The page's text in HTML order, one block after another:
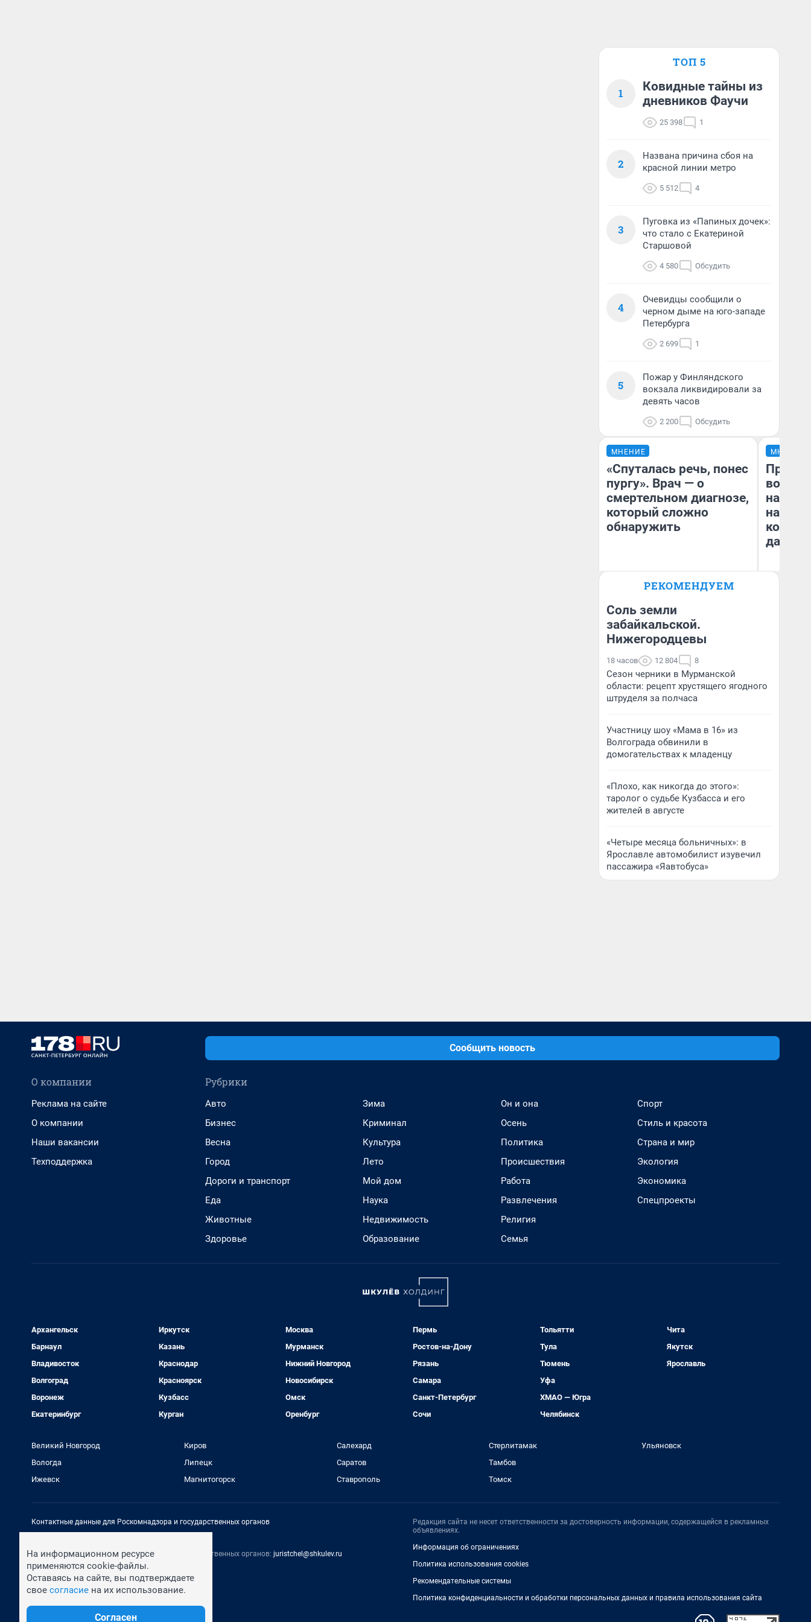
ТОП 5
1
Ковидные тайны из
дневников Фаучи
25 398 1
2
Названа причина сбоя на
красной линии метро
5 512 4
3
Пуговка из «Папиных дочек»:
что стало с Екатериной
Старшовой
4 580 Обсудить
4
Очевидцы сообщили о
черном дыме на юго-западе
Петербурга
2 699 1
5
Пожар у Финляндского
вокзала ликвидировали за
девять часов
2 200 Обсудить
МНЕНИЕ
«Спуталась речь, понес
пургу». Врач — о
смертельном диагнозе,
который сложно
обнаружить
Главврач клиники
Волковой»
МНЕНИЕ
нам
даже
РЕКОМЕНДУЕМ
Соль земли
забайкальской.
Нижегородцевы
18 часов 12 804 8
Сезон черники в Мурманской
области: рецепт хрустящего ягодного
штруделя за полчаса
Участницу шоу «Мама в 16» из
Волгограда обвинили в
домогательствах к младенцу
«Плохо, как никогда до этого»:
таролог о судьбе Кузбасса и его
жителей в августе
«Четыре месяца больничных»: в
Ярославле автомобилист изувечил
пассажира «Яавтобуса»
Сообщить новость
О компании
Реклама на сайте
О компании
Наши вакансии
Техподдержка
Рубрики
Авто
Бизнес
Весна
Город
Дороги и транспорт
Еда
Животные
Здоровье
Зима
Криминал
Культура
Лето
Мой дом
Наука
Недвижимость
Образование
Он и она
Осень
Политика
Происшествия
Работа
Развлечения
Религия
Семья
Спорт
Стиль и красота
Страна и мир
Экология
Экономика
Спецпроекты
Архангельск
Барнаул
Владивосток
Волгоград
Воронеж
Екатеринбург
Иркутск
Казань
Краснодар
Красноярск
Кузбасс
Курган
Москва
Мурманск
Нижний Новгород
Новосибирск
Омск
Оренбург
Пермь
Ростов-на-Дону
Рязань
Самара
Санкт-Петербург
Сочи
Тольятти
Тула
Тюмень
Уфа
ХМАО — Югра
Челябинск
Чита
Якутск
Ярославль
Великий Новгород
Вологда
Ижевск
Киров
Липецк
Магнитогорск
Салехард
Саратов
Ставрополь
Стерлитамак
Тамбов
Томск
Ульяновск
Контактные данные для Роскомнадзора и государственных органов
Контактные данные для Роскомнадзора и государственных органов: juristchel@shkulev.ru
Техподдержка: help@shkulev.ru
Редакция сайта не несет ответственности за достоверность информации, содержащейся в рекламных
объявлениях.
Информация об ограничениях
Политика использования cookies
Рекомендательные системы
Политика конфиденциальности и обработки персональных данных и правила использования сайта
На информационном ресурсе
применяются cookie-файлы.
Оставаясь на сайте, вы подтверждаете
свое согласие на их использование.
Согласен